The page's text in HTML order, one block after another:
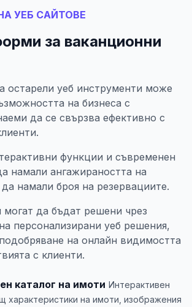
УЕБ САЙТОВЕ
за ваканционни
остарели уеб инструменти може
на бизнеса с
да се свързва ефективно с
функции и съвременен
намали ангажираността на
намали броя на резервациите.
могат да бъдат решени чрез
персонализирани уеб решения,
на онлайн видимостта
с клиенти.
каталог на имоти Интерактивен
характеристики на имоти, изображения